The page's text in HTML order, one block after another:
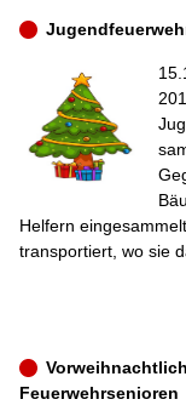
Helfern
transportiert, wo sie
Feuerwehrsenioren